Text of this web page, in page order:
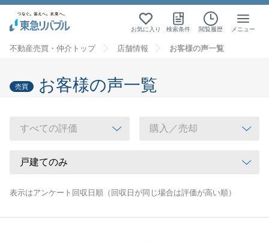
お気に入り 検索条件 閲覧履歴 メニュー
不動産売買・仲介トップ 店舗情報 お客様の声一覧
売買 お客様の声一覧
表示はアンケート回収日順（回収日が同じ場合は評価が高い順）